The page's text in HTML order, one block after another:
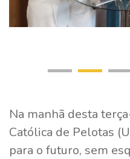
Na manhã desta
Católica de Pelotas
para o futuro, sem